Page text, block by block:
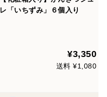
レ「いちずみ」６個入り
¥3,350
送料 ¥1,080